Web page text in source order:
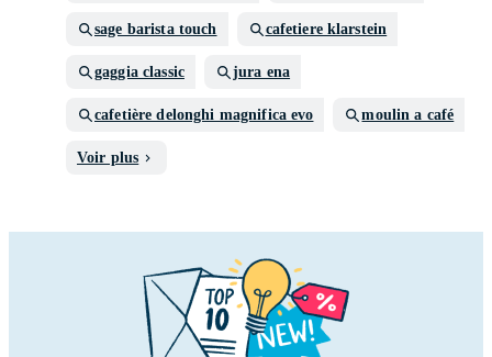
sage barista touch cafetiere klarstein
gaggia classic jura ena
cafetière delonghi magnifica evo moulin a café
Voir plus